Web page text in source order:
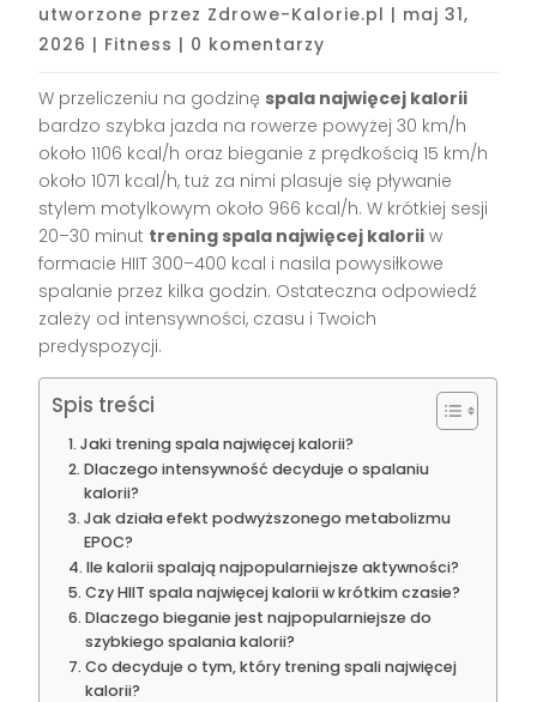
utworzone przez Zdrowe-Kalorie.pl | maj 31,
2026 | Fitness | 0 komentarzy
W przeliczeniu na godzinę spala najwięcej kalorii
bardzo szybka jazda na rowerze powyżej 30 km/h
około 1106 kcal/h oraz bieganie z prędkością 15 km/h
około 1071 kcal/h, tuż za nimi plasuje się pływanie
stylem motylkowym około 966 kcal/h. W krótkiej sesji
20–30 minut trening spala najwięcej kalorii w
formacie HIIT 300–400 kcal i nasila powysiłkowe
spalanie przez kilka godzin. Ostateczna odpowiedź
zależy od intensywności, czasu i Twoich
predyspozycji.
Spis treści
Jaki trening spala najwięcej kalorii?
Dlaczego intensywność decyduje o spalaniu
kalorii?
Jak działa efekt podwyższonego metabolizmu
EPOC?
Ile kalorii spalają najpopularniejsze aktywności?
Czy HIIT spala najwięcej kalorii w krótkim czasie?
Dlaczego bieganie jest najpopularniejsze do
szybkiego spalania kalorii?
Co decyduje o tym, który trening spali najwięcej
kalorii?